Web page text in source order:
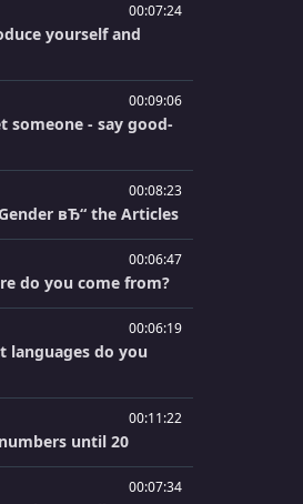
00:07:24
yourself and
00:09:06
someone - say good-
00:08:23
вЂ“ the Articles
00:06:47
do you come from?
00:06:19
languages do you
00:11:22
until 20
00:07:34